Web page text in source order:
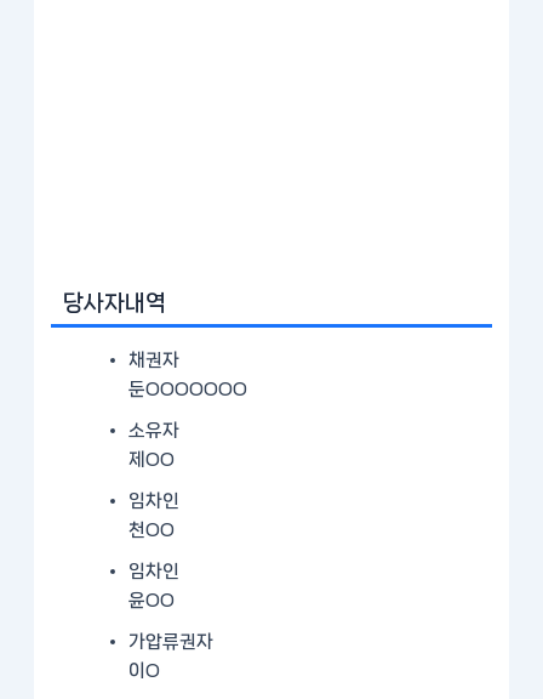
당사자내역
채권자
둔OOOOOOO
소유자
제OO
임차인
천OO
임차인
윤OO
가압류권자
이O